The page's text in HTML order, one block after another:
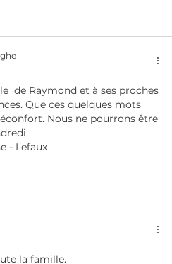
de Raymond et à ses proches
Que ces quelques mots
Nous ne pourrons être
- Lefaux
la famille.